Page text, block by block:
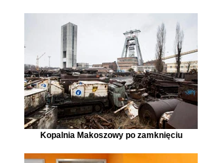
Kopalnia Makoszowy po zamknięciu